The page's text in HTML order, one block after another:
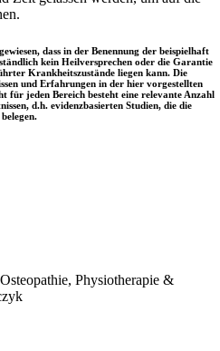
dass in der Benennung der beispielhaft
kein Heilversprechen oder die Garantie
Krankheitszustände liegen kann. Die
und Erfahrungen in der hier vorgestellten
für jeden Bereich besteht eine relevante Anzahl
d.h. evidenzbasierten Studien, die die
Physiotherapie &